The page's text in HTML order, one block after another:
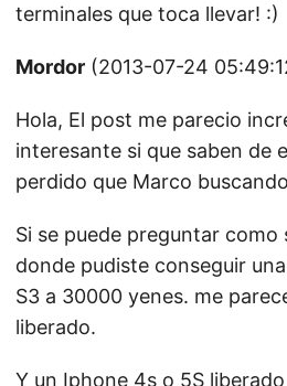
terminales que toca llevar! :)
Mordor (2013-07-24
Hola, El post me parecio
interesante si que saben de
perdido que Marco
Si se puede preguntar como
donde pudiste conseguir
S3 a 30000 yenes. me
liberado.
Y un Iphone 4s o 5S